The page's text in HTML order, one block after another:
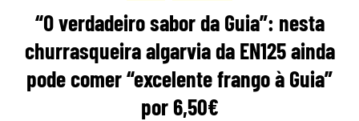
“O verdadeiro sabor da Guia”: nesta
churrasqueira algarvia da EN125 ainda
pode comer “excelente frango à Guia”
por 6,50€